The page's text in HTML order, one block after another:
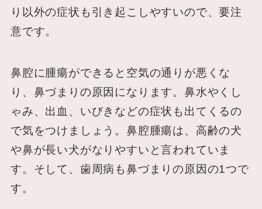
り以外の症状も引き起こしやすいので、要注
意です。
鼻腔に腫瘍ができると空気の通りが悪くな
り、鼻づまりの原因になります。鼻水やくし
ゃみ、出血、いびきなどの症状も出てくるの
で気をつけましょう。鼻腔腫瘍は、高齢の犬
や鼻が長い犬がなりやすいと言われていま
す。そして、歯周病も鼻づまりの原因の1つで
す。